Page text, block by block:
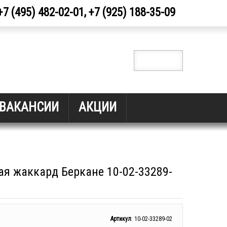
(495) 482-02-01, +7 (925) 188-35-09
АКЦИИ
жаккард Беркане 10-02-33289-
Артикул: 10-02-33289-02